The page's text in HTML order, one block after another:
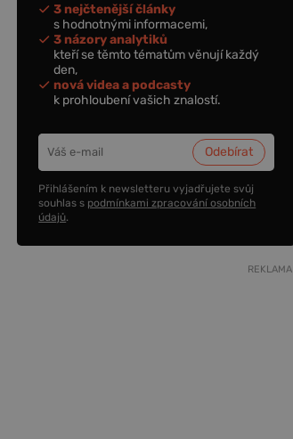
3 nejčtenější články
s hodnotnými informacemi,
3 názory analytiků
kteří se těmto tématům věnují každý
den,
nová videa a podcasty
k prohloubení vašich znalostí.
Přihlášením k newsletteru vyjadřujete svůj
souhlas s podmínkami zpracování osobních
údajů.
REKLAMA